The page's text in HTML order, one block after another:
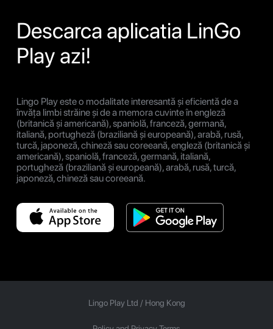
Descarca aplicatia LinGo
Play azi!
Lingo Play este o modalitate interesantă și eficientă de a
învăța limbi străine și de a memora cuvinte în engleză
(britanică și americană), spaniolă, franceză, germană,
italiană, portugheză (braziliană și europeană), arabă, rusă,
turcă, japoneză, chineză sau coreeană, engleză (britanică și
americană), spaniolă, franceză, germană, italiană,
portugheză (braziliană și europeană), arabă, rusă, turcă,
japoneză, chineză sau coreeană.
Lingo Play Ltd / Hong Kong